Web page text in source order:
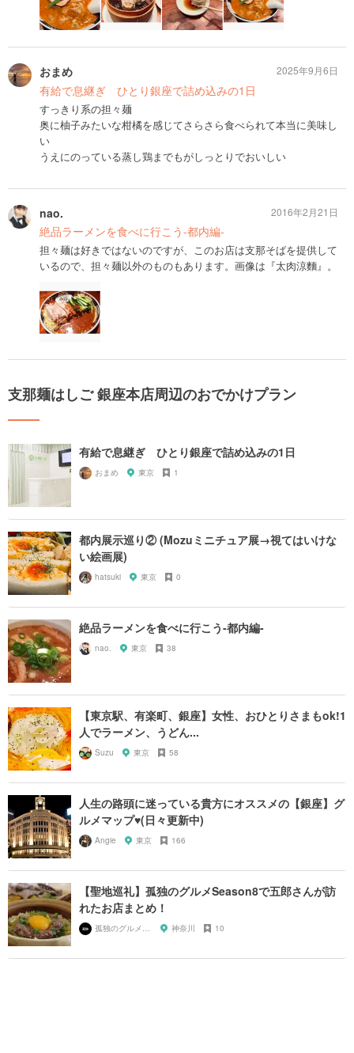
おまめ
有給で息継ぎ ひとり銀座で詰め込みの1日
すっきり系の担々麺
奥に柚子みたいな柑橘を感じてさらさら食べられて本当に美味し
い
うえにのっている蒸し鶏までもがしっとりでおいしい
2025年9月6日
nao.
絶品ラーメンを食べに行こう-都内編-
担々麺は好きではないのですが、このお店は支那そばを提供して
いるので、担々麺以外のものもあります。画像は『太肉涼麵』。
2016年2月21日
支那麺はしご 銀座本店周辺のおでかけプラン
有給で息継ぎ ひとり銀座で詰め込みの1日
おまめ 東京 1
都内展示巡り② (Mozuミニチュア展→視てはいけな
い絵画展)
hatsuki 東京 0
絶品ラーメンを食べに行こう-都内編-
nao. 東京 38
【東京駅、有楽町、銀座】女性、おひとりさまもok!1
人でラーメン、うどん...
Suzu 東京 58
人生の路頭に迷っている貴方にオススメの【銀座】グ
ルメマップ♥︎(日々更新中)
Angie 東京 166
【聖地巡礼】孤独のグルメSeason8で五郎さんが訪
れたお店まとめ！
孤独のグルメ大好き芸人 神奈川 10